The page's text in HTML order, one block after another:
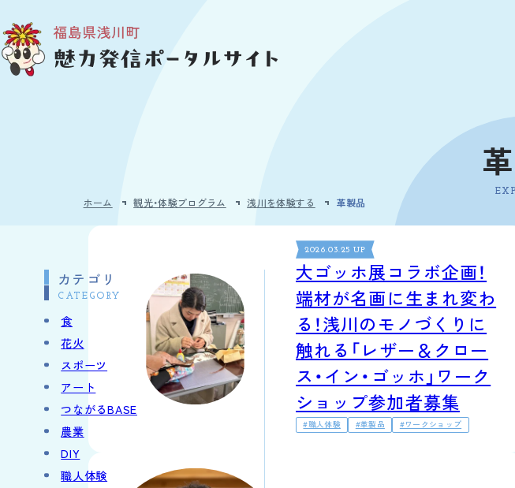
メインコンテンツへスキップ
ホーム 観光・体験プログラム 浅川を体験する 革製品
2026.03.25 UP
大ゴッホ展コラボ企画！
端材が名画に生まれ変わ
る！浅川のモノづくりに
触れる「レザー＆クロー
ス・イン・ゴッホ」ワーク
ショップ参加者募集
#職人体験 #革製品 #ワークショップ
カテゴリ
CATEGORY
食
花火
スポーツ
アート
つながるBASE
農業
DIY
職人体験